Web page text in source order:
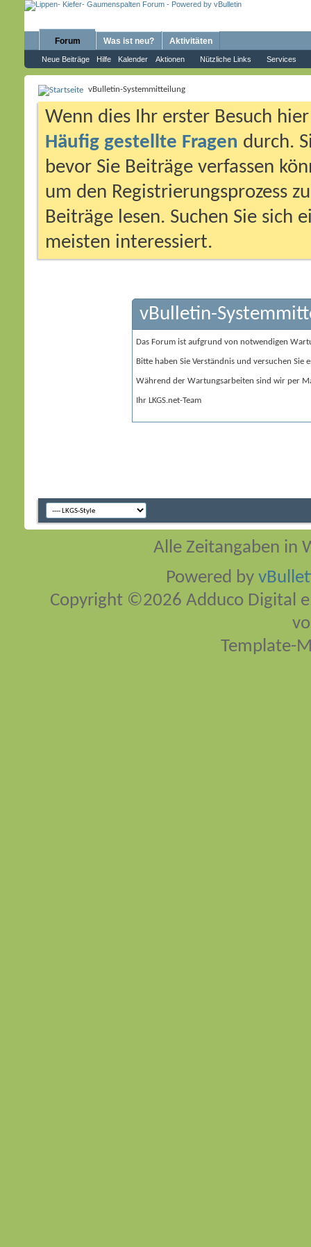
Forum
Neue Beiträge Hilfe Kalender Aktionen Nützliche Links Services
Was ist neu? Aktivitäten
vBulletin-Systemmitteilung
Wenn dies Ihr erster Besuch
Häufig gestellte Fragen durch.
bevor Sie Beiträge verfassen
um den Registrierungsprozess
Beiträge lesen. Suchen Sie sich
meisten interessiert.
vBulletin-
Das Forum ist aufgrund von notwendigen
Bitte haben Sie Verständnis und versuchen Sie
Während der Wartungsarbeiten sind wir per
Ihr LKGS.net-Team
Alle Zeitangaben in
Powered by
Copyright ©2026 Adduco Digital
Template-